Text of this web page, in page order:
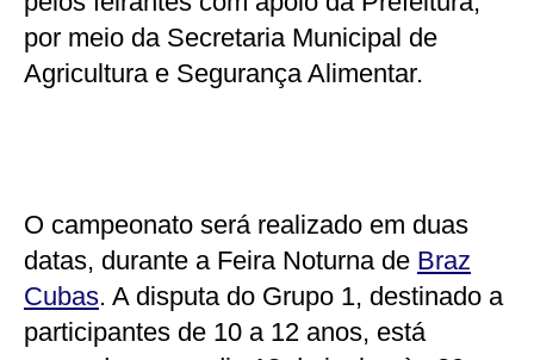
por meio da Secretaria Municipal de
Agricultura e Segurança Alimentar.
O campeonato será realizado em duas
datas, durante a Feira Noturna de Braz
Cubas. A disputa do Grupo 1, destinado a
participantes de 10 a 12 anos, está